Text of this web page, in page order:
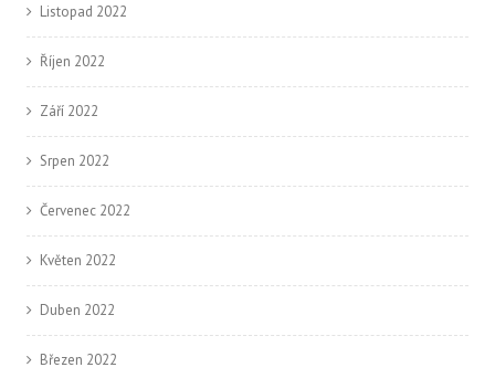
Listopad 2022
Říjen 2022
Září 2022
Srpen 2022
Červenec 2022
Květen 2022
Duben 2022
Březen 2022